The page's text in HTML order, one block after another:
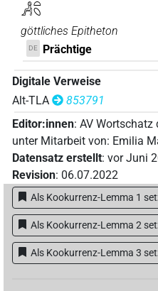
𓀻𓏏𓆇
göttliches Epitheton
DE Prächtige
Digitale Verweise
Alt-TLA
853791
Editor:innen: AV Wortschatz
unter Mitarbeit von: Emilia
Datensatz erstellt: vor Juni
Revision: 06.07.2022
Als Kookurrenz-Lemma 1
Als Kookurrenz-Lemma 2
Als Kookurrenz-Lemma 3